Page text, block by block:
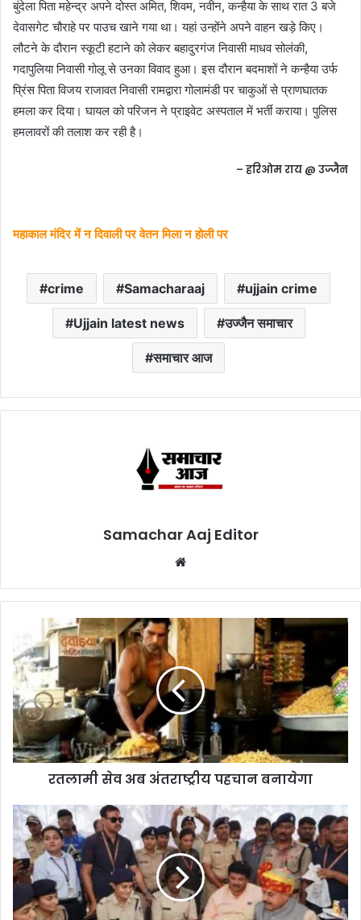
बुंदेला पिता महेन्द्र अपने दोस्त अमित, शिवम, नवीन, कन्हैया के साथ रात 3 बजे
देवासगेट चौराहे पर पाउच खाने गया था। यहां उन्होंने अपने वाहन खड़े किए।
लौटने के दौरान स्कूटी हटाने को लेकर बहादुरगंज निवासी माधव सोलंकी,
गदापुलिया निवासी गोलू से उनका विवाद हुआ। इस दौरान बदमाशों ने कन्हैया उर्फ
प्रिंस पिता विजय राजावत निवासी रामद्वारा गोलामंडी पर चाकुओं से प्राणघातक
हमला कर दिया। घायल को परिजन ने प्राइवेट अस्पताल में भर्ती कराया। पुलिस
हमलावरों की तलाश कर रही है।
– हरिओम राय @ उज्जैन
महाकाल मंदिर में न दिवाली पर वेतन मिला न होली पर
crime Samacharaaj ujjain crime
Ujjain latest news उज्जैन समाचार
समाचार आज
Samachar Aaj Editor
रतलामी सेव अब अंतराष्ट्रीय पहचान बनायेगा